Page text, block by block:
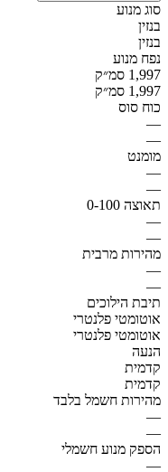
סוג מנוע
בנזין
בנזין
נפח מנוע
1,997 סמ״ק
1,997 סמ״ק
כוח סוס
—
—
מומנט
—
—
תאוצה 0-100
—
—
מהירות מרבית
—
—
תיבת הילוכים
אוטומטי פלנטרי
אוטומטי פלנטרי
הנעה
קדמית
קדמית
מהירות חשמל בלבד
—
—
הספק מנוע חשמלי
—